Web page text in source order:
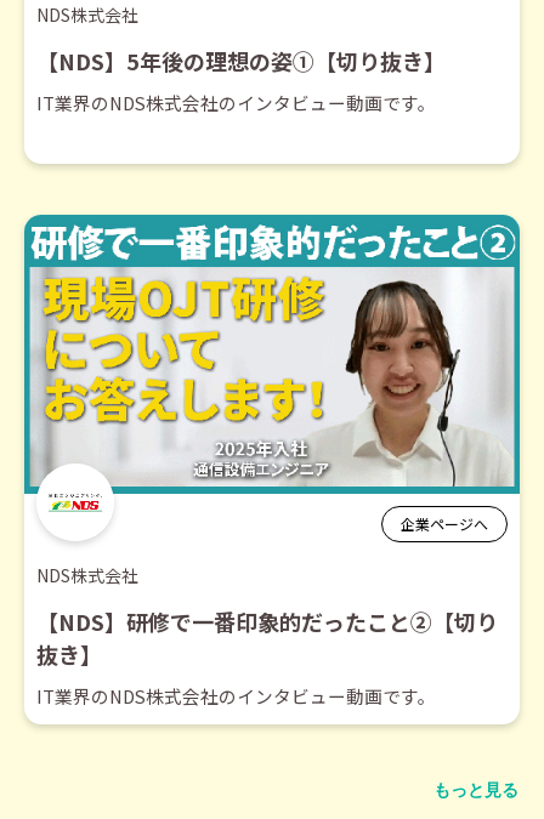
NDS株式会社
【NDS】5年後の理想の姿①【切り抜き】
IT業界のNDS株式会社のインタビュー動画です。
企業ページへ
NDS株式会社
【NDS】研修で一番印象的だったこと②【切り
抜き】
IT業界のNDS株式会社のインタビュー動画です。
もっと見る